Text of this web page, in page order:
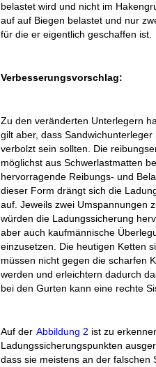
belastet wird und nicht im
auf auf Biegen belastet und nur
für die er eigentlich geschaffen ist.
Verbesserungsvorschlag:
Zu den veränderten Unterlegern
gilt aber, dass
verbolzt sein sollten. Die
möglichst aus Schwerlastmatten
hervorragende Reibungs- und
dieser Form drängt sich die
auf. Jeweils zwei Umspannungen
würden die Ladungssicherung
aber auch kaufmännische
einzusetzen. Die heutigen Ketten
müssen nicht gegen die scharfen
werden und erleichtern dadurch
bei den Gurten kann eine rechte
Auf der Abbildung 2 ist zu
Ladungssicherungspunkten
dass sie meistens an der falschen